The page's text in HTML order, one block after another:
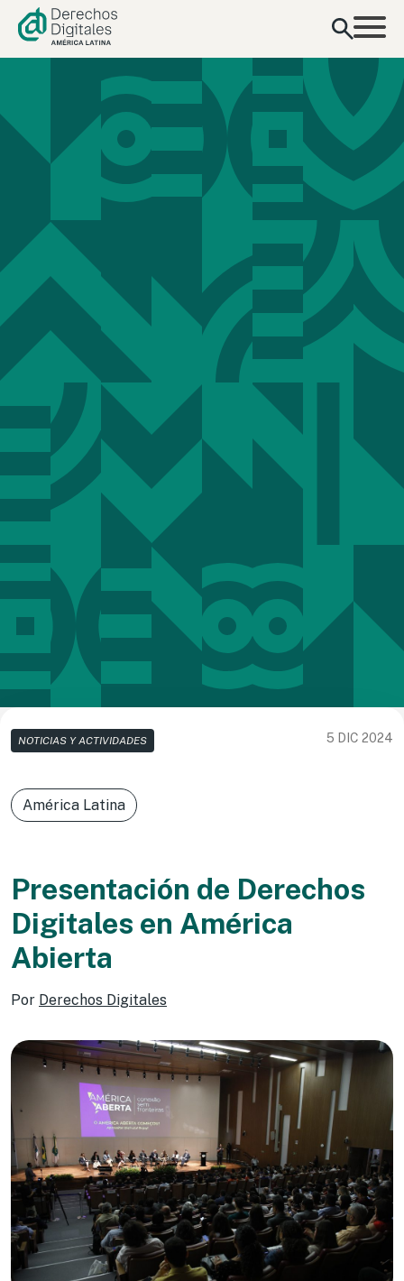
contenido
NOTICIAS Y ACTIVIDADES 5 DIC 2024
América Latina
Presentación de Derechos
Digitales en América
Abierta
Por Derechos Digitales